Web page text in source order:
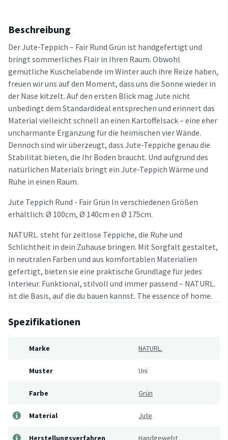
Beschreibung
Der Jute-Teppich – Fair Rund Grün ist handgefertigt und
bringt sommerliches Flair in Ihren Raum. Obwohl
gemütliche Kuschelabende im Winter auch ihre Reize haben,
freuen wir uns auf den Moment, dass uns die Sonne wieder in
der Nase kitzelt. Auf den ersten Blick mag Jute nicht
unbedingt dem Standardideal entsprechen und erinnert das
Material vielleicht schnell an einen Kartoffelsack – eine eher
uncharmante Ergänzung für die heimischen vier Wände.
Dennoch sind wir überzeugt, dass Jute-Teppiche genau die
Stabilität bieten, die Ihr Boden braucht. Und aufgrund des
natürlichen Materials bringt ein Jute-Teppich Wärme und
Ruhe in einen Raum.
Jute Teppich Rund - Fair Grün In verschiedenen Größen
erhältlich: Ø 100cm, Ø 140cm en Ø 175cm.
NATURL. steht für zeitlose Teppiche, die Ruhe und
Schlichtheit in dein Zuhause bringen. Mit Sorgfalt gestaltet,
in neutralen Farben und aus komfortablen Materialien
gefertigt, bieten sie eine praktische Grundlage für jedes
Interieur. Funktional, stilvoll und immer passend – NATURL.
ist die Basis, auf die du bauen kannst. The essence of home.
Spezifikationen
Marke NATURL.
Muster Uni
Farbe Grün
Material Jute
Herstellungsverfahren Handgewebt